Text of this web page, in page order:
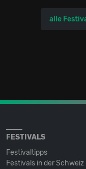
alle
FESTIVALS
Festivaltipps
Festivals in der Schweiz